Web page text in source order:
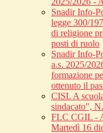
Snadir Info-
legge 300/
di religione
posti di ruolo
Snadir Info-
a.s. 2025/
formazione
ottenuto il
CISL A
sindacato",
FLC CGIL -
Martedì 16